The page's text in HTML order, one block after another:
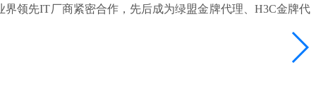
领先IT厂商紧密合作，先后成为绿盟金牌代理、H3C金牌代